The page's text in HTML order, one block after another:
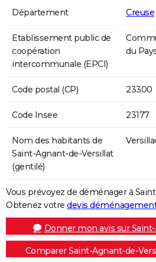
Département Creuse
Etablissement public de
coopération
intercommunale (EPCI)
du
Code postal (CP) 23300
Code Insee 23177
Nom des habitants de
Saint-Agnant-de-Versillat
(gentilé)
Vous prévoyez de déménager à
Obtenez votre devis
Donner mon avis sur
Comparer Saint-Agnant-de-